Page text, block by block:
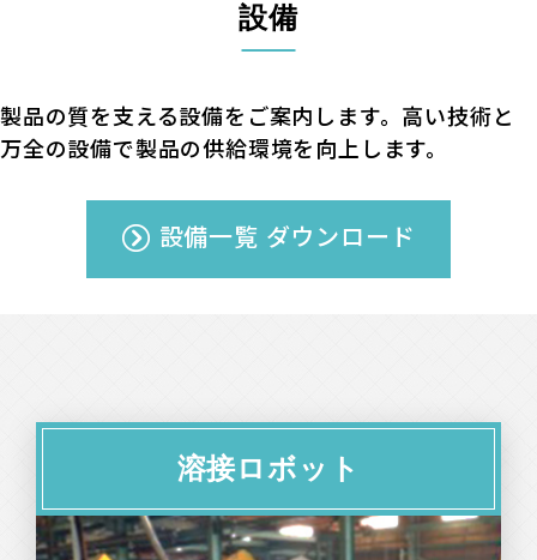
設備
製品の質を⽀える設備をご案内します。⾼い技術と
万全の設備で製品の供給環境を向上します。
設備一覧 ダウンロード
溶接ロボット